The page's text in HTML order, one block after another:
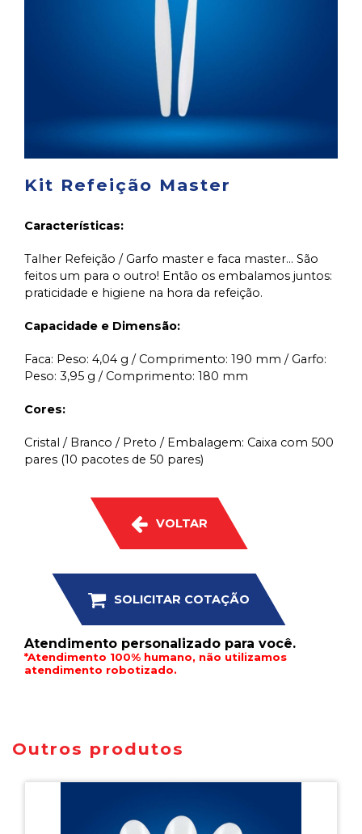
Kit Refeição Master
Características:
Talher Refeição / Garfo master e faca master... São
feitos um para o outro! Então os embalamos juntos:
praticidade e higiene na hora da refeição.
Capacidade e Dimensão:
Faca: Peso: 4,04 g / Comprimento: 190 mm / Garfo:
Peso: 3,95 g / Comprimento: 180 mm
Cores:
Cristal / Branco / Preto / Embalagem: Caixa com 500
pares (10 pacotes de 50 pares)
VOLTAR
SOLICITAR COTAÇÃO
Atendimento personalizado para você.
*Atendimento 100% humano, não utilizamos
atendimento robotizado.
Outros produtos